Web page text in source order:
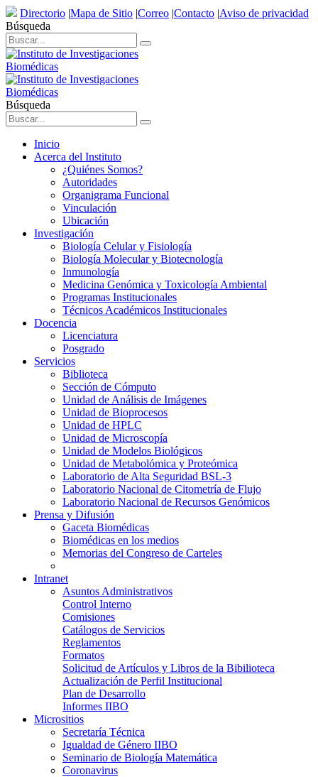
Directorio |Mapa de Sitio |Correo |Contacto |Aviso de privacidad
Búsqueda
Búsqueda
Inicio
Acerca del Instituto
¿Quiénes Somos?
Autoridades
Organigrama Funcional
Vinculación
Ubicación
Investigación
Biología Celular y Fisiología
Biología Molecular y Biotecnología
Inmunología
Medicina Genómica y Toxicología Ambiental
Programas Institucionales
Técnicos Académicos Institucionales
Docencia
Licenciatura
Posgrado
Servicios
Biblioteca
Sección de Cómputo
Unidad de Análisis de Imágenes
Unidad de Bioprocesos
Unidad de HPLC
Unidad de Microscopía
Unidad de Modelos Biológicos
Unidad de Metabolómica y Proteómica
Laboratorio de Alta Seguridad BSL-3
Laboratorio Nacional de Citometría de Flujo
Laboratorio Nacional de Recursos Genómicos
Prensa y Difusión
Gaceta Biomédicas
Biomédicas en los medios
Memorias del Congreso de Carteles
Intranet
Asuntos Administrativos
Control Interno
Comisiones
Catálogos de Servicios
Reglamentos
Formatos
Solicitud de Artículos y Libros de la Bibilioteca
Actualización de Perfil Institucional
Plan de Desarrollo
Informes IIBO
Micrositios
Secretaría Técnica
Igualdad de Género IIBO
Seminario de Biología Matemática
Coronavirus